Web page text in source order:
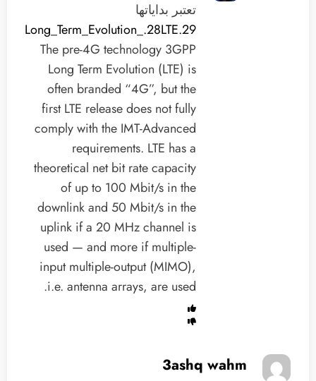
تعتبر بداياتها
The pre-4G technology 3GPP
Long Term Evolution (LTE) is
often branded “4G”, but the
first LTE release does not fully
comply with the IMT-Advanced
requirements. LTE has a
theoretical net bit rate capacity
of up to 100 Mbit/s in the
downlink and 50 Mbit/s in the
uplink if a 20 MHz channel is
used — and more if multiple-
input multiple-output (MIMO),
i.e. antenna arrays, are used.
3ashq wahm